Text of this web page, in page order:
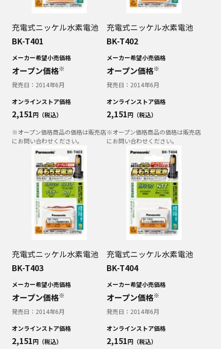
充電式ニッケル水素電池
BK-T401
メーカー希望小売価格
オープン価格※
発売日： 2014年6月
オンラインストア価格
2,151円（税込）
※オープン価格商品の価格は販売店
にお問い合わせください。
充電式ニッケル水素電池
BK-T402
メーカー希望小売価格
オープン価格※
発売日： 2014年6月
オンラインストア価格
2,151円（税込）
※オープン価格商品の価格は販売店
にお問い合わせください。
充電式ニッケル水素電池
BK-T403
メーカー希望小売価格
オープン価格※
発売日： 2014年6月
オンラインストア価格
2,151円（税込）
充電式ニッケル水素電池
BK-T404
メーカー希望小売価格
オープン価格※
発売日： 2014年6月
オンラインストア価格
2,151円（税込）